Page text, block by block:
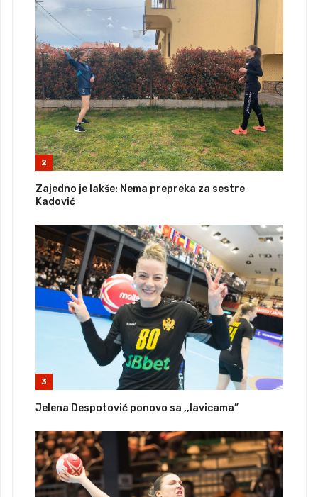
2
Zajedno je lakše: Nema prepreka za sestre
Kadović
3
Jelena Despotović ponovo sa ,,lavicama”